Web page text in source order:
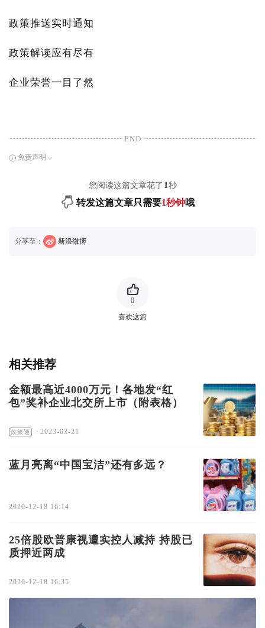
政策推送实时通知
政策解读应有尽有
企业荣誉一目了然
END
免责声明
您阅读这篇文章花了 1秒
转发这篇文章只需要1秒钟哦
分享至： 新浪微博
喜欢这篇
0
相关推荐
金额最高近4000万元！各地发“红
包”奖补企业北交所上市（附表格）
政策通 · 2023-03-21
蓝月亮离“中国宝洁”还有多远？
2020-12-18 16:14
25倍股欧普康视遭实控人减持 持股已
质押近两成
2020-12-18 16:35